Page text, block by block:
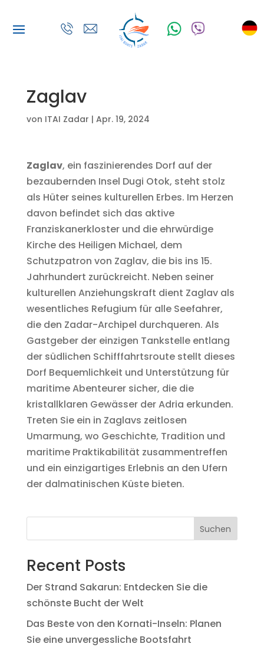
Zaglav
von ITAI Zadar | Apr. 19, 2024
Zaglav, ein faszinierendes Dorf auf der
bezaubernden Insel Dugi Otok, steht stolz
als Hüter seines kulturellen Erbes. Im Herzen
davon befindet sich das aktive
Franziskanerkloster und die ehrwürdige
Kirche des Heiligen Michael, dem
Schutzpatron von Zaglav, die bis ins 15.
Jahrhundert zurückreicht. Neben seiner
kulturellen Anziehungskraft dient Zaglav als
wesentliches Refugium für alle Seefahrer,
die den Zadar-Archipel durchqueren. Als
Gastgeber der einzigen Tankstelle entlang
der südlichen Schifffahrtsroute stellt dieses
Dorf Bequemlichkeit und Unterstützung für
maritime Abenteurer sicher, die die
kristallklaren Gewässer der Adria erkunden.
Treten Sie ein in Zaglavs zeitlosen
Umarmung, wo Geschichte, Tradition und
maritime Praktikabilität zusammentreffen
und ein einzigartiges Erlebnis an den Ufern
der dalmatinischen Küste bieten.
Suchen
Recent Posts
Der Strand Sakarun: Entdecken Sie die
schönste Bucht der Welt
Das Beste von den Kornati-Inseln: Planen
Sie eine unvergessliche Bootsfahrt